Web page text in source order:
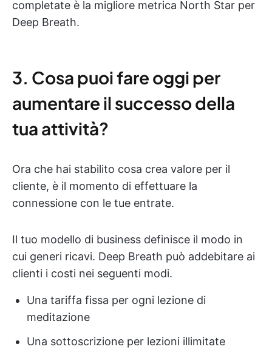
completate è la migliore metrica North Star per
Deep Breath.
3. Cosa puoi fare oggi per
aumentare il successo della
tua attività?
Ora che hai stabilito cosa crea valore per il
cliente, è il momento di effettuare la
connessione con le tue entrate.
Il tuo modello di business definisce il modo in
cui generi ricavi. Deep Breath può addebitare ai
clienti i costi nei seguenti modi.
Una tariffa fissa per ogni lezione di
meditazione
Una sottoscrizione per lezioni illimitate